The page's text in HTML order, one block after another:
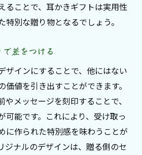
プレゼントの特別な選び方
ナル耳かきで笑顔を贈ろう
きギフトの選び方
ントに最適な耳かきとは
耳かきの選び方を解説
プレゼントの選び方のコツ
を演出する耳かきギフト
で心に残る贈り物を
ることで、耳かきギフトは実用性
特別な贈り物となるでしょう。
差をつける
ザインにすることで、他にはない
価値を引き出すことができます。
やメッセージを刻印することで、
可能です。これにより、受け取っ
に作られた特別感を味わうことが
ジナルのデザインは、贈る側のセ